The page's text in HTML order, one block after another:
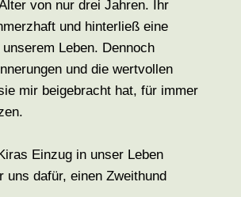
von nur drei Jahren. Ihr
und hinterließ eine
Leben. Dennoch
und die wertvollen
mir beigebracht hat, für immer
Einzug in unser Leben
uns dafür, einen Zweithund